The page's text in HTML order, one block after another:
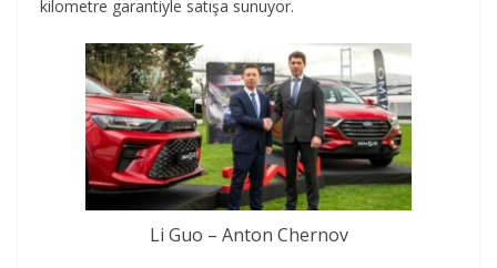
kilometre garantiyle satışa sunuyor.
Li Guo – Anton Chernov